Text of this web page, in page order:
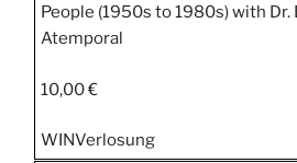
People (1950s to 1980s) with Dr.
Atemporal
10,00 €
WINVerlosung